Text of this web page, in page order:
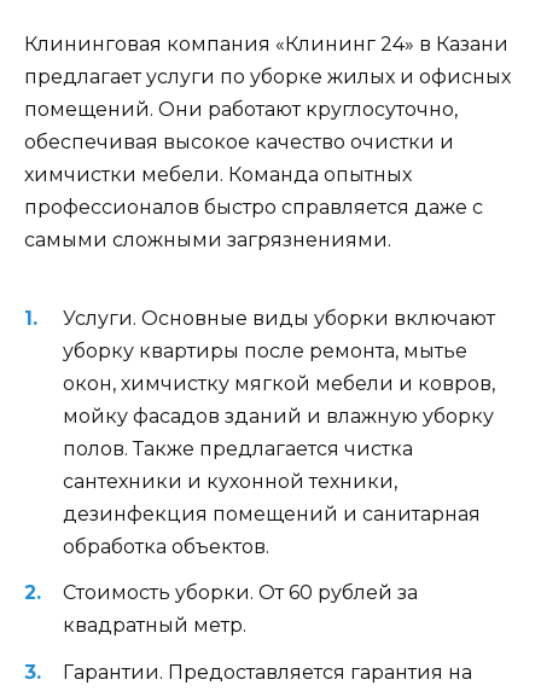
Клининговая компания «Клининг 24» в Казани
предлагает услуги по уборке жилых и офисных
помещений. Они работают круглосуточно,
обеспечивая высокое качество очистки и
химчистки мебели. Команда опытных
профессионалов быстро справляется даже с
самыми сложными загрязнениями.
Услуги. Основные виды уборки включают
уборку квартиры после ремонта, мытье
окон, химчистку мягкой мебели и ковров,
мойку фасадов зданий и влажную уборку
полов. Также предлагается чистка
сантехники и кухонной техники,
дезинфекция помещений и санитарная
обработка объектов.
Стоимость уборки. От 60 рублей за
квадратный метр.
Гарантии. Предоставляется гарантия на